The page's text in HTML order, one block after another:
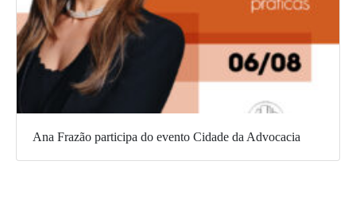
Ana Frazão participa do evento Cidade da Advocacia